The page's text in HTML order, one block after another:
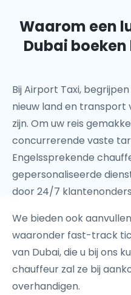
Waarom een
Dubai
Bij Airport Taxi,
nieuw land en transport
zijn. Om uw reis
concurrerende vaste
Engelssprekende
gepersonaliseerde
door 24/7
We bieden ook
waaronder fast-track
van Dubai, die u bij ons
chauffeur zal ze bij
overhandigen.